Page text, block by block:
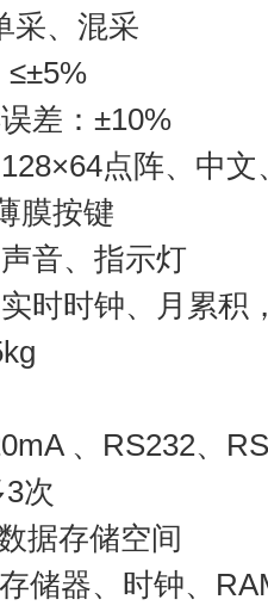
采、混采
≤±5%
差：±10%
点阵、中文
膜按键
音、指示灯
时时钟、月累积
、RS232、
次
据存储空间
储器、时钟、